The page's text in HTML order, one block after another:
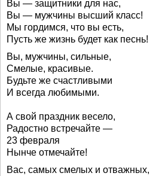
Вы — защитники для нас,
Вы — мужчины высший класс!
Мы гордимся, что вы есть,
Пусть же жизнь будет как песнь!
Вы, мужчины, сильные,
Смелые, красивые.
Будьте же счастливыми
И всегда любимыми.
А свой праздник весело,
Радостно встречайте —
23 февраля
Нынче отмечайте!
Вас, самых смелых и отважных,